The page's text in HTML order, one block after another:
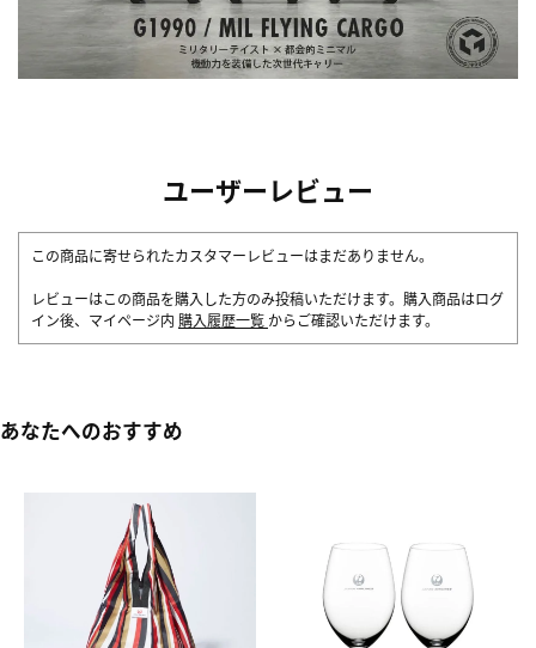
ユーザーレビュー
この商品に寄せられたカスタマーレビューはまだありません。
レビューはこの商品を購入した方のみ投稿いただけます。購入商品はログ
イン後、マイページ内 購入履歴一覧 からご確認いただけます。
あなたへのおすすめ